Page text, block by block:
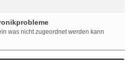
was nicht zugeordnet werden kann